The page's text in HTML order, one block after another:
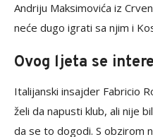
Andriju Maksimovića iz
neće dugo igrati sa njim i
Ovog ljeta se
Italijanski insajder Fabricio
želi da napusti klub, ali nije
da se to dogodi. S obzirom